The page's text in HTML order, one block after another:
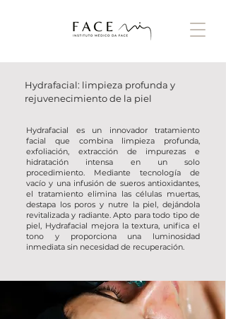
Hydrafacial: limpieza profunda y
rejuvenecimiento de la piel
Hydrafacial es un innovador tratamiento
facial que combina limpieza profunda,
exfoliación, extracción de impurezas e
hidratación intensa en un solo
procedimiento. Mediante tecnología de
vacío y una infusión de sueros antioxidantes,
el tratamiento elimina las células muertas,
destapa los poros y nutre la piel, dejándola
revitalizada y radiante. Apto para todo tipo de
piel, Hydrafacial mejora la textura, unifica el
tono y proporciona una luminosidad
inmediata sin necesidad de recuperación.